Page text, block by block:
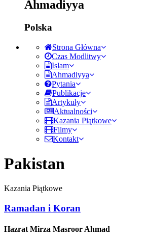
Ahmadiyya
Polska
Strona Główna
Czas Modlitwy
Islam
Ahmadiyya
Pytania
Publikacje
Artykuły
Aktualności
Kazania Piątkowe
Filmy
Kontakt
Pakistan
Kazania Piątkowe
Ramadan i Koran
Hazrat Mirza Masroor Ahmad